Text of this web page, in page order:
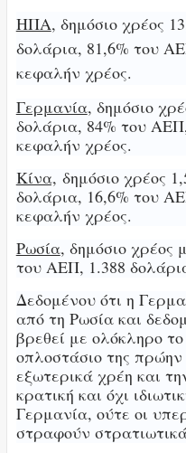
ΗΠΑ, δημόσιο χρέος
δολάρια, 81,6% του
κεφαλήν χρέος.
Γερμανία, δημόσιο
δολάρια, 84% του
κεφαλήν χρέος.
Κίνα, δημόσιο χρέος
δολάρια, 16,6% του
κεφαλήν χρέος.
Ρωσία, δημόσιο χρέος
του ΑΕΠ, 1.388
Δεδομένου ότι η
από τη Ρωσία και
βρεθεί με ολόκληρο
οπλοστάσιο της
εξωτερικά χρέη και
κρατική και όχι
Γερμανία, ούτε οι
στραφούν